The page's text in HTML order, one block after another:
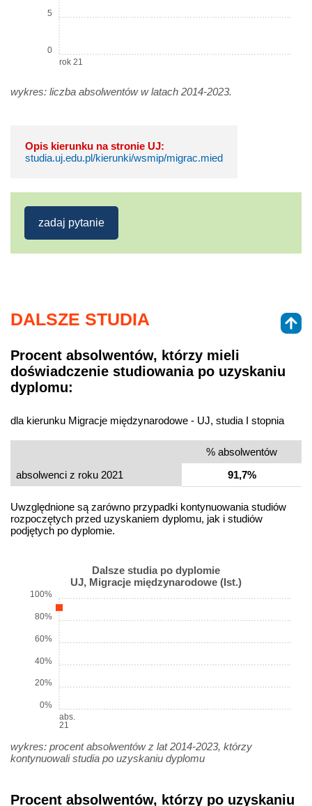
rok 21
0
5
wykres: liczba absolwentów w latach 2014-2023.
Opis kierunku na stronie UJ:
studia.uj.edu.pl/kierunki/wsmip/migrac.mied
zadaj pytanie
DALSZE STUDIA
Procent absolwentów, którzy mieli
doświadczenie studiowania po uzyskaniu
dyplomu:
dla kierunku Migracje międzynarodowe - UJ, studia I stopnia
% absolwentów
absolwenci z roku 2021
91,7%
Uwzględnione są zarówno przypadki kontynuowania studiów
rozpoczętych przed uzyskaniem dyplomu, jak i studiów
podjętych po dyplomie.
Dalsze studia po dyplomie
UJ, Migracje międzynarodowe (Ist.)
abs.
21
0%
20%
40%
60%
80%
100%
wykres: procent absolwentów z lat 2014-2023, którzy
kontynuowali studia po uzyskaniu dyplomu
Procent absolwentów, którzy po uzyskaniu